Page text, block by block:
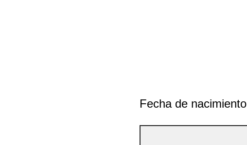
Fecha de nacimiento